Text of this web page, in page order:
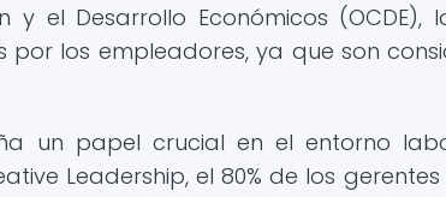
el Desarrollo Económicos (OCDE),
los empleadores, ya que son
un papel crucial en el entorno
Leadership, el 80% de los